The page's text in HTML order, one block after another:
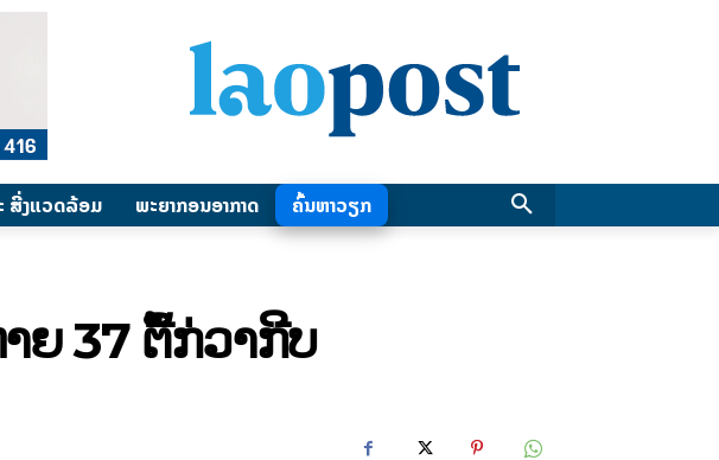
ສີ່ງແວດລ້ອມ ພະຍາກອນອາກາດ ຄົ້ນຫາວຽກ
ຍ 37 ຕື້ກ່ວາກີບ